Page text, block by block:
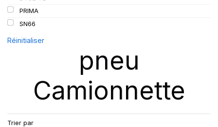
PRIMA
SN66
Réinitialiser
pneu
Camionnette
Trier par